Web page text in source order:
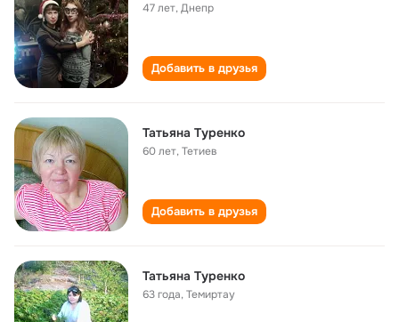
47 лет,Днепр
Добавить в друзья
Татьяна Туренко
60 лет,Тетиев
Добавить в друзья
Татьяна Туренко
63 года,Темиртау